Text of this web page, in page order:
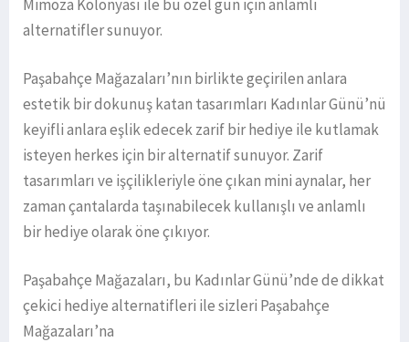
Mimoza Kolonyası ile bu özel gün için anlamlı
alternatifler sunuyor.
Paşabahçe Mağazaları’nın birlikte geçirilen anlara
estetik bir dokunuş katan tasarımları Kadınlar Günü’nü
keyifli anlara eşlik edecek zarif bir hediye ile kutlamak
isteyen herkes için bir alternatif sunuyor. Zarif
tasarımları ve işçilikleriyle öne çıkan mini aynalar, her
zaman çantalarda taşınabilecek kullanışlı ve anlamlı
bir hediye olarak öne çıkıyor.
Paşabahçe Mağazaları, bu Kadınlar Günü’nde de dikkat
çekici hediye alternatifleri ile sizleri Paşabahçe
Mağazaları’na